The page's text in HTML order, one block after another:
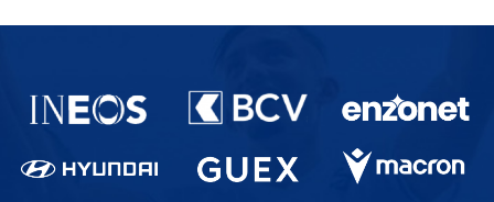
Partenaires du lausanne-Sport